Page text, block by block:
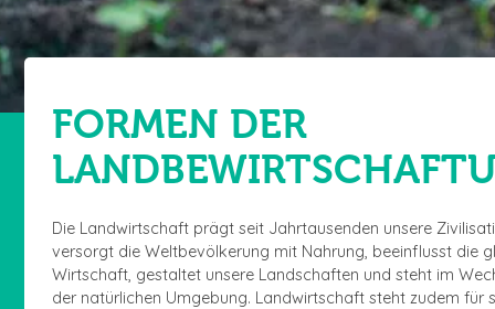
FORMEN DER
Die Landwirtschaft prägt seit Jahrtausenden unsere
versorgt die Weltbevölkerung mit Nahrung, beeinflusst die
Wirtschaft, gestaltet unsere Landschaften und steht im
der natürlichen Umgebung. Landwirtschaft steht zudem für